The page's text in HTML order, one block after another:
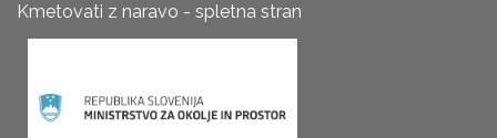
Kmetovati z naravo - spletna stran